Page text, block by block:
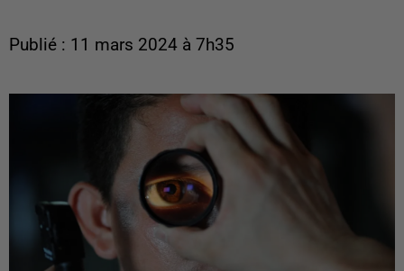
Publié : 11 mars 2024 à 7h35